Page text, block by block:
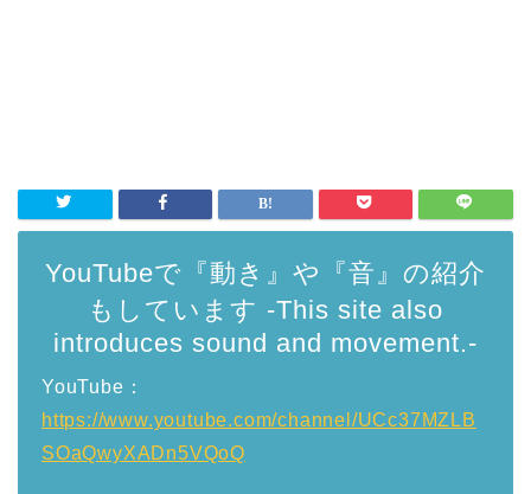
YouTubeで『動き』や『音』の紹介
もしています -This site also
introduces sound and movement.-
YouTube：
https://www.youtube.com/channel/UCc37MZLB
SOaQwyXADn5VQoQ